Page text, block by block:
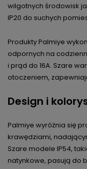
wilgotnych środowisk
IP20 do suchych
Produkty Palmiye
odpornych na
i prąd do 16A. Szare
otoczeniem,
Design i
Palmiye wyróżnia się
krawędziami,
Szare modele IP54,
natynkowe, pasują do